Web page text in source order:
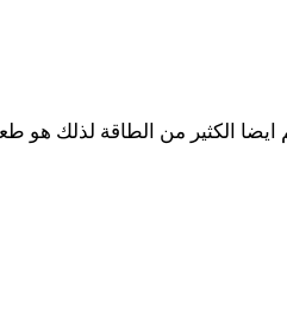
الكثير من الطاقة لذلك هو